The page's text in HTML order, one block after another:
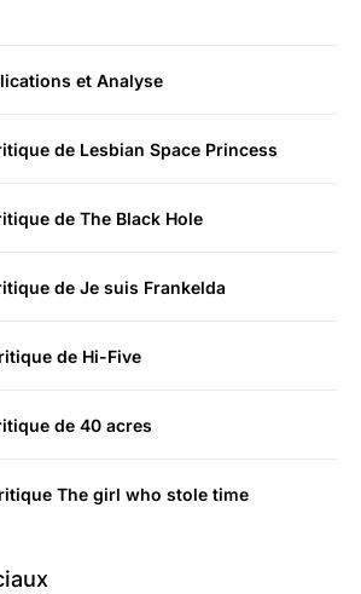
et Analyse
de Lesbian Space Princess
de The Black Hole
de Je suis Frankelda
de Hi-Five
de 40 acres
The girl who stole time